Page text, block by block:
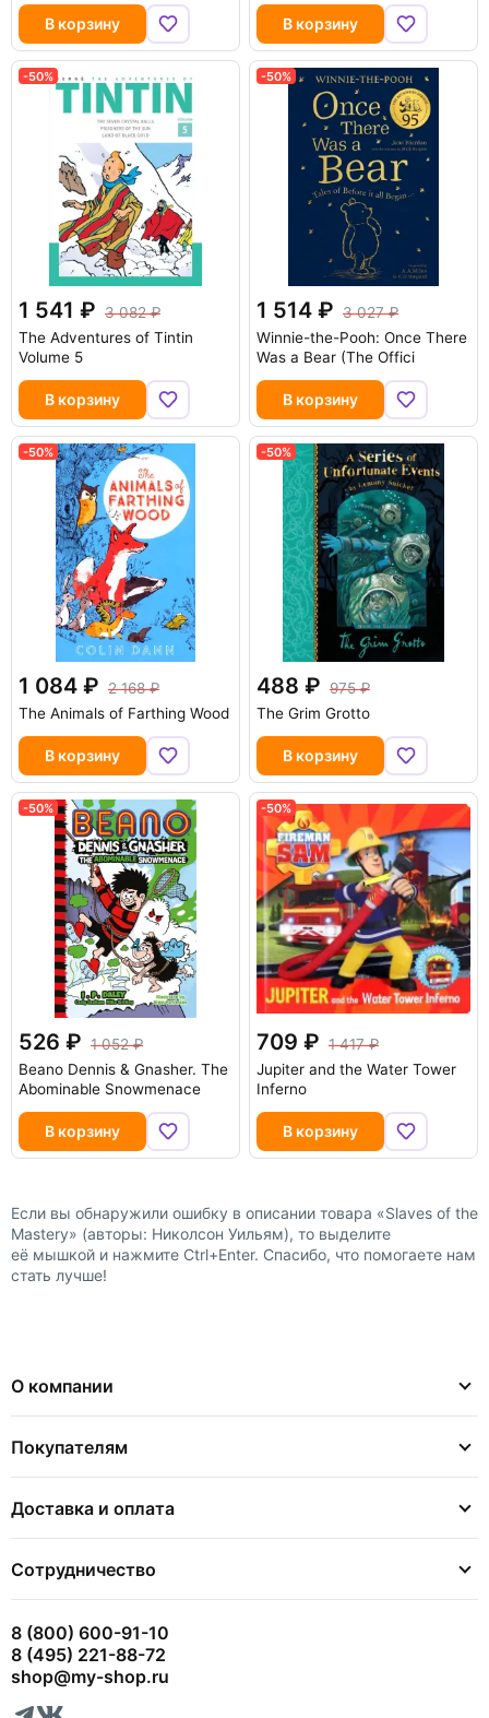
В корзину В корзину
-50%
1 541
3 082
The Adventures of Tintin
Volume 5
В корзину
-50%
1 514
3 027
Winnie-the-Pooh: Once There
Was a Bear (The Offici
В корзину
-50%
1 084
2 168
The Animals of Farthing Wood
В корзину
-50%
488
975
The Grim Grotto
В корзину
-50%
526
1 052
Beano Dennis & Gnasher. The
Abominable Snowmenace
В корзину
-50%
709
1 417
Jupiter and the Water Tower
Inferno
В корзину
Если вы обнаружили ошибку в описании товара «Slaves of the
Mastery» (авторы: Николсон Уильям), то выделите
её мышкой и нажмите Ctrl+Enter. Спасибо, что помогаете нам
стать лучше!
О компании
Покупателям
Доставка и оплата
Сотрудничество
8 (800) 600-91-10
8 (495) 221-88-72
shop@my-shop.ru